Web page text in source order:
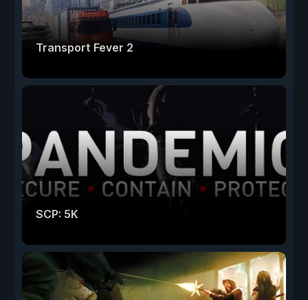
Transport Fever 2
SCP: 5K